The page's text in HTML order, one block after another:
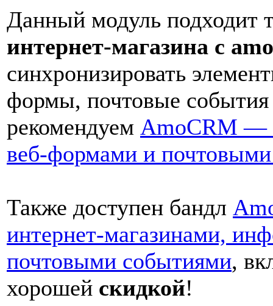
Данный модуль подходит
интернет-магазина с amo
синхронизировать
формы, почтовые
рекомендуем AmoCRM —
веб-формами и
Также доступен бандл
интернет-магазинами,
почтовыми событиями,
хорошей скидкой!